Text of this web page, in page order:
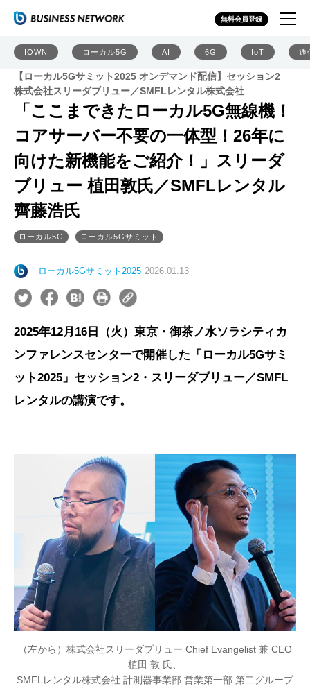
無料会員登録
IOWN ローカル5G AI 6G IoT 通
【ローカル5Gサミット2025 オンデマンド配信】セッション2
株式会社スリーダブリュー／SMFLレンタル株式会社
「ここまできたローカル5G無線機！
コアサーバー不要の一体型！26年に
向けた新機能をご紹介！」スリーダ
ブリュー 植田敦氏／SMFLレンタル
齊藤浩氏
ローカル5G ローカル5Gサミット
ローカル5Gサミット2025 2026.01.13
2025年12月16日（火）東京・御茶ノ水ソラシティカ
ンファレンスセンターで開催した「ローカル5Gサミ
ット2025」セッション2・スリーダブリュー／SMFL
レンタルの講演です。
（左から）株式会社スリーダブリュー Chief Evangelist 兼 CEO
植田 敦 氏、
SMFLレンタル株式会社 計測器事業部 営業第一部 第二グループ